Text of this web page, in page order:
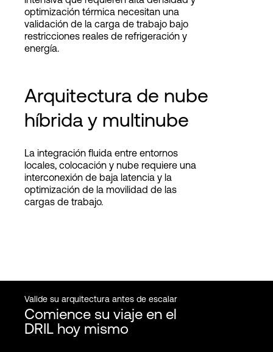
optimización térmica necesitan una
validación de la carga de trabajo bajo
restricciones reales de refrigeración y
energía.
Arquitectura de nube
híbrida y multinube
La integración fluida entre entornos
locales, colocación y nube requiere una
interconexión de baja latencia y la
optimización de la movilidad de las
cargas de trabajo.
Valide su arquitectura antes de escalar
Comience su viaje en el
DRIL hoy mismo